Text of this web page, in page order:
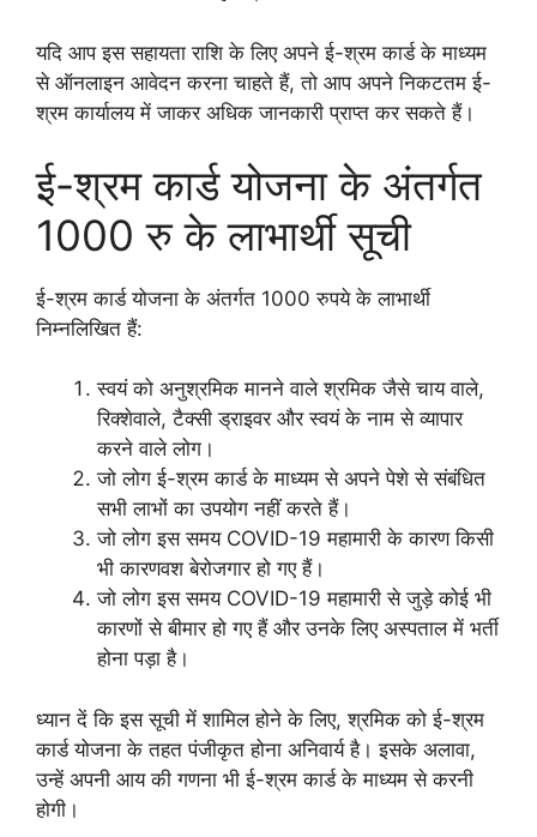
यदि आप इस सहायता राशि के लिए अपने ई-श्रम कार्ड के माध्यम
से ऑनलाइन आवेदन करना चाहते हैं, तो आप अपने निकटतम ई-
श्रम कार्यालय में जाकर अधिक जानकारी प्राप्त कर सकते हैं।
ई-श्रम कार्ड योजना के अंतर्गत
1000 रु के लाभार्थी सूची
ई-श्रम कार्ड योजना के अंतर्गत 1000 रुपये के लाभार्थी
निम्नलिखित हैं:
स्वयं को अनुश्रमिक मानने वाले श्रमिक जैसे चाय वाले,
रिक्शेवाले, टैक्सी ड्राइवर और स्वयं के नाम से व्यापार
करने वाले लोग।
जो लोग ई-श्रम कार्ड के माध्यम से अपने पेशे से संबंधित
सभी लाभों का उपयोग नहीं करते हैं।
जो लोग इस समय COVID-19 महामारी के कारण किसी
भी कारणवश बेरोजगार हो गए हैं।
जो लोग इस समय COVID-19 महामारी से जुड़े कोई भी
कारणों से बीमार हो गए हैं और उनके लिए अस्पताल में भर्ती
होना पड़ा है।
ध्यान दें कि इस सूची में शामिल होने के लिए, श्रमिक को ई-श्रम
कार्ड योजना के तहत पंजीकृत होना अनिवार्य है। इसके अलावा,
उन्हें अपनी आय की गणना भी ई-श्रम कार्ड के माध्यम से करनी
होगी।